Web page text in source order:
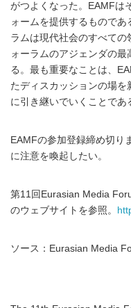
がつよくなった。EAMFは
ォームを提供するもので
ラムは現代社会のすべて
ォーラムのアジェンダの
る。最も重要なことは、
たディスカッションの場
に引き継いでいくことであ
EAMFの参加登録締め切り
に注意を喚起したい。
第11回Eurasian Media
のウェブサイトを参照。
ソース：Eurasian Media